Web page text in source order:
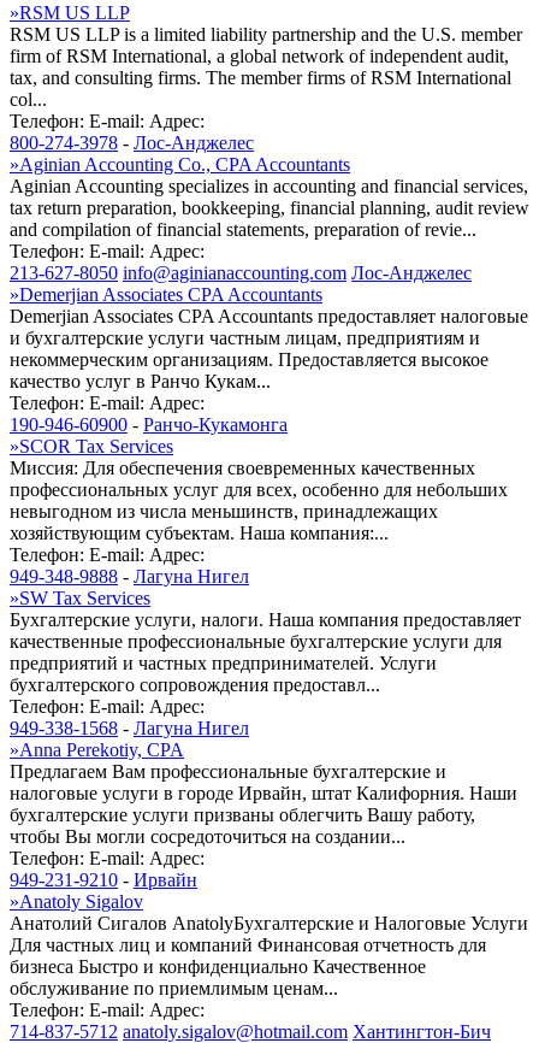
»RSM US LLP
RSM US LLP is a limited liability partnership and the U.S. member
firm of RSM International, a global network of independent audit,
tax, and consulting firms. The member firms of RSM International
col...
Телефон: E-mail: Адрес:
800-274-3978 - Лос-Анджелес
»Aginian Accounting Co., CPA Accountants
Aginian Accounting specializes in accounting and financial services,
tax return preparation, bookkeeping, financial planning, audit review
and compilation of financial statements, preparation of revie...
Телефон: E-mail: Адрес:
213-627-8050 info@aginianaccounting.com Лос-Анджелес
»Demerjian Associates CPA Accountants
Demerjian Associates CPA Accountants предоставляет налоговые
и бухгалтерские услуги частным лицам, предприятиям и
некоммерческим организациям. Предоставляется высокое
качество услуг в Ранчо Кукам...
Телефон: E-mail: Адрес:
190-946-60900 - Ранчо-Кукамонга
»SCOR Tax Services
Миссия: Для обеспечения своевременных качественных
профессиональных услуг для всех, особенно для небольших
невыгодном из числа меньшинств, принадлежащих
хозяйствующим субъектам. Наша компания:...
Телефон: E-mail: Адрес:
949-348-9888 - Лагуна Нигел
»SW Tax Services
Бухгалтерские услуги, налоги. Наша компания предоставляет
качественные профессиональные бухгалтерские услуги для
предприятий и частных предпринимателей. Услуги
бухгалтерского сопровождения предоставл...
Телефон: E-mail: Адрес:
949-338-1568 - Лагуна Нигел
»Anna Perekotiy, CPA
Предлагаем Вам профессиональные бухгалтерские и
налоговые услуги в городе Ирвайн, штат Калифорния. Наши
бухгалтерские услуги призваны облегчить Вашу работу,
чтобы Вы могли сосредоточиться на создании...
Телефон: E-mail: Адрес:
949-231-9210 - Ирвайн
»Anatoly Sigalov
Анатолий Сигалов AnatolyБухгалтерские и Налоговые Услуги
Для частных лиц и компаний Финансовая отчетность для
бизнеса Быстро и конфиденциально Качественное
обслуживание по приемлимым ценам...
Телефон: E-mail: Адрес:
714-837-5712 anatoly.sigalov@hotmail.com Хантингтон-Бич